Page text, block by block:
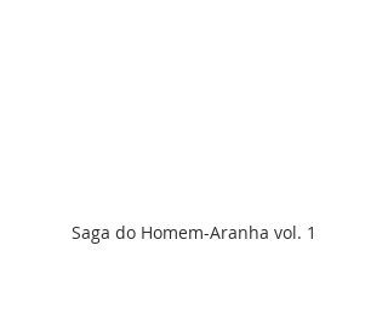
Saga do Homem-Aranha vol. 1